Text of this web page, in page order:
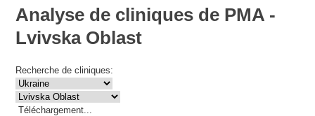
Analyse de cliniques de PMA -
Lvivska Oblast
Recherche de cliniques:
Téléchargement...